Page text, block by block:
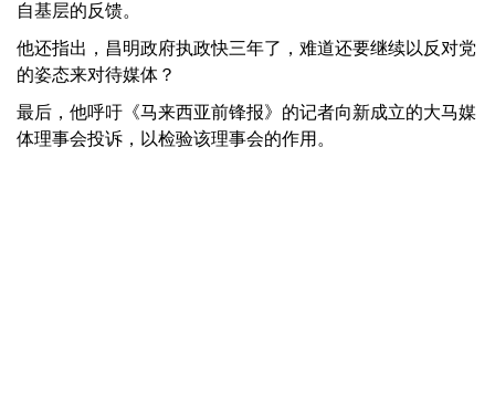
自基层的反馈。
他还指出，昌明政府执政快三年了，难道还要继续以反对党
的姿态来对待媒体？
最后，他呼吁《马来西亚前锋报》的记者向新成立的大马媒
体理事会投诉，以检验该理事会的作用。